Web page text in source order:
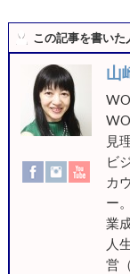
この記事を書いた
山
見
ビ
カ
ー
業
人
営